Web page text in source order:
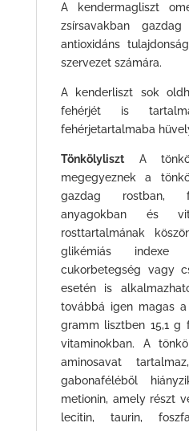
A kendermagliszt
zsírsavakban
antioxidáns
szervezet számára.
A kenderliszt sok
fehérjét is
fehérjetartalmaba
TönkölylisztA
megegyeznek a
gazdag rostban,
anyagokban és
rosttartalmának
glikémiás indexe
cukorbetegség vagy
esetén is
továbbá igen magas
gramm lisztben 15,1 g
vitaminokban. A
aminosavat
gabonaféléből
metionin, amely részt
lecitin, taurin,